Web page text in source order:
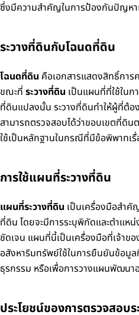
ซึ่งมีความสำคัญในการป้องกันปัญห
ระวางที่ดินกับโฉนดที่ดิน
โฉนดที่ดิน คือเอกสารแสดงสิทธิ์กา
ขณะที่ ระวางที่ดิน เป็นแผนที่ที่ใช้ในก
ที่ดินแปลงนั้น ระวางที่ดินทำให้ผู้ที่ต้อ
สามารถตรวจสอบได้ว่าขอบเขตที่ดิน
ใช้เป็นหลักฐานในกรณีที่มีข้อพิพาทเ
การใช้แผนที่ระวางที่ดิน
แผนที่ระวางที่ดิน เป็นเครื่องมือสำคั
ที่ดิน โดยจะมีการระบุพิกัดและตำแห
ชัดเจน แผนที่นี้เป็นเครื่องมือที่เจ้า
อสังหาริมทรัพย์ใช้ในการยืนยันข้อมู
ธุรกรรม หรือเพื่อการวางแผนพัฒน
ประโยชน์ของการตรวจสอบ